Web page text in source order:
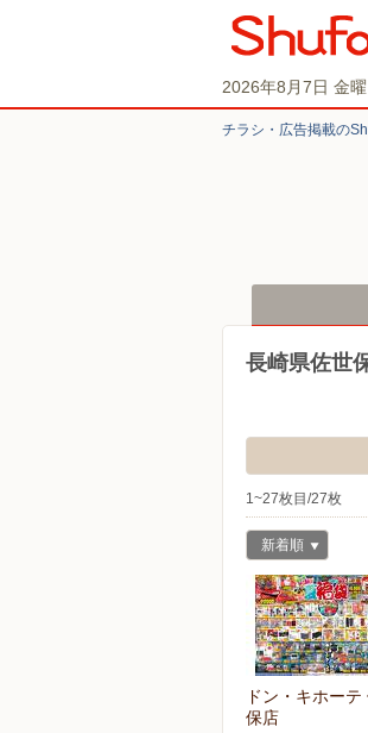
2026年8月7日 金曜
チラシ・​広告掲載の​
長崎県佐世
1~27枚目/27枚
新着順
ドン・キホーテ
保店